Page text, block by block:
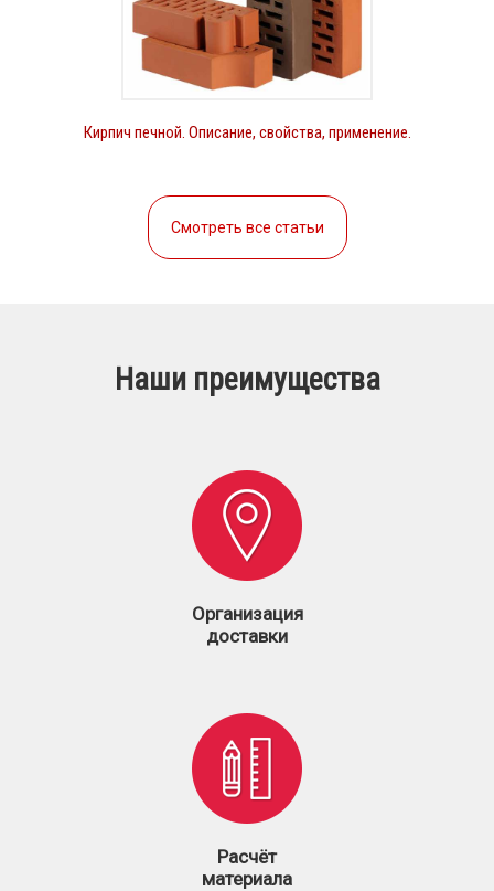
Кирпич печной. Описание, свойства, применение.
Смотреть все статьи
Наши преимущества
Организация
доставки
Расчёт
материала